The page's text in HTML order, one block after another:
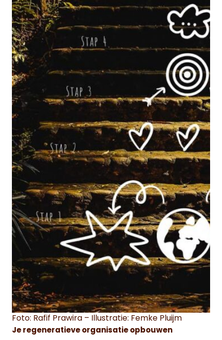
Foto: Rafif Prawira – Illustratie: Femke Pluijm
Je regeneratieve organisatie opbouwen